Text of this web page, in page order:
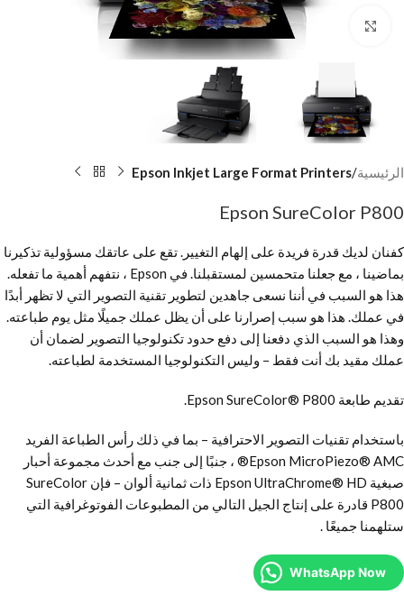
Click to enlarge
الرئيسية Epson Inkjet Large Format Printers
Epson SureColor P800
كفنان لديك قدرة فريدة على إلهام التغيير. تقع على عاتقك مسؤولية تذكيرنا
بماضينا ، مع جعلنا متحمسين لمستقبلنا. في Epson ، نتفهم أهمية ما تفعله.
هذا هو السبب في أننا نسعى جاهدين لتطوير تقنية التصوير التي لا تظهر أبدًا
في عملك. هذا هو سبب إصرارنا على أن يظل عملك جميلًا مثل يوم طباعته.
وهذا هو السبب الذي دفعنا إلى دفع حدود تكنولوجيا التصوير لضمان أن
عملك مقيد بك أنت فقط – وليس التكنولوجيا المستخدمة لطباعته.
تقديم طابعة Epson SureColor® P800.
باستخدام تقنيات التصوير الاحترافية – بما في ذلك رأس الطباعة الفريد
Epson MicroPiezo® AMC® ، جنبًا إلى جنب مع أحدث مجموعة أحبار
صبغية Epson UltraChrome® HD ذات ثمانية ألوان – فإن SureColor
P800 قادرة على إنتاج الجيل التالي من المطبوعات الفوتوغرافية التي
ستلهمنا جميعًا .
WhatsApp Now